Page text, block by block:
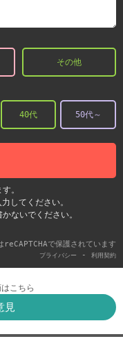
その他
40代 50代～
。
してください。
ないでください。
で保護されています
プライバシー - 利用契約
こちら
見